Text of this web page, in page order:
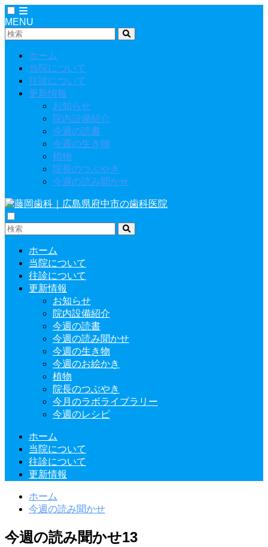
MENU
ホーム
当院について
往診について
更新情報
お知らせ
院内設備紹介
今週の読書
今週の生き物
植物
院長のつぶやき
今週の読み聞かせ
ホーム
当院について
往診について
更新情報
お知らせ
院内設備紹介
今週の読書
今週の読み聞かせ
今週の生き物
今週のお絵かき
植物
院長のつぶやき
今月のラボライブラリー
今週のレシピ
ホーム
当院について
往診について
更新情報
ホーム
今週の読み聞かせ
今週の読み聞かせ13